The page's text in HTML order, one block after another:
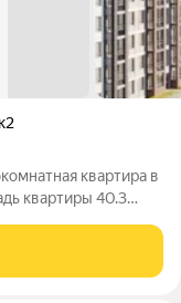
квартира в
квартиры 40.3
А. Каждый